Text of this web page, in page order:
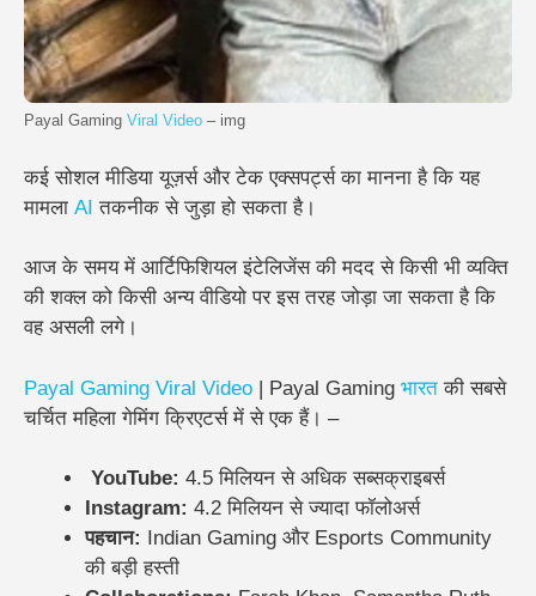
Payal Gaming Viral Video – img
कई सोशल मीडिया यूज़र्स और टेक एक्सपर्ट्स का मानना है कि यह
मामला AI तकनीक से जुड़ा हो सकता है।
आज के समय में आर्टिफिशियल इंटेलिजेंस की मदद से किसी भी व्यक्ति
की शक्ल को किसी अन्य वीडियो पर इस तरह जोड़ा जा सकता है कि
वह असली लगे।
Payal Gaming Viral Video | Payal Gaming भारत की सबसे
चर्चित महिला गेमिंग क्रिएटर्स में से एक हैं। –
YouTube: 4.5 मिलियन से अधिक सब्सक्राइबर्स
Instagram: 4.2 मिलियन से ज्यादा फॉलोअर्स
पहचान: Indian Gaming और Esports Community
की बड़ी हस्ती